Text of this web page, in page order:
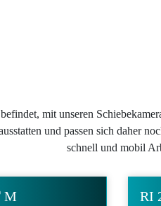
mit unseren
und passen sich daher
schnell und mobil
M RI